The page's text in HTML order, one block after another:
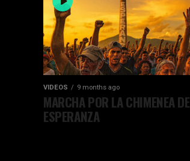
VIDEOS 9 months ago
MARCHA POR LA CHIMENEA DE
ESPERANZA